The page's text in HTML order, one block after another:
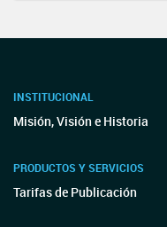
INSTITUCIONAL
Misión, Visión e Historia
PRODUCTOS Y SERVICIOS
Tarifas de Publicación